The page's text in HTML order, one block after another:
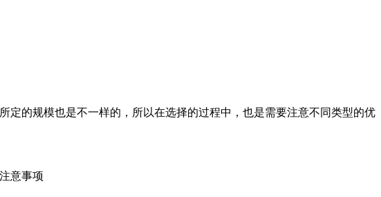
的规模也是不一样的，所以在选择的过程中，也是需要注意不同类型的优